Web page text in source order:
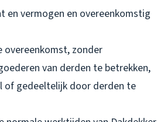
en vermogen en overeenkomstig
overeenkomst, zonder
van derden te betrekken,
of gedeeltelijk door derden te